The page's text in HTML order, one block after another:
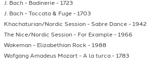
J. Bach - Badinerie - 1723
J. Bach - Toccata & Fuge - 1703
Khachaturian/Nordic Session - Sabre Dance - 1942
The Nice/Nordic Session - For Example - 1966
Wakeman - Elizabethian Rock - 1988
Wofgang Amadeus Mozart - A la turca - 1783